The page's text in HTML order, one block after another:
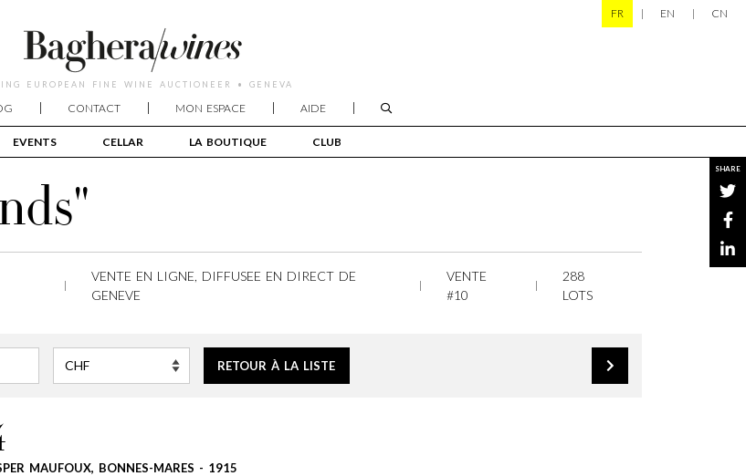
EUROPEAN FINE WINE AUCTIONEER • GENEVA
EVENTS CELLAR LA BOUTIQUE CLUB
CONTACT MON ESPACE AIDE
FR EN CN
SHARE
VENTE EN LIGNE, DIFFUSEE EN DIRECT DE
GENEVE
VENTE
#10
288
LOTS
RETOUR À LA LISTE
MAUFOUX, BONNES-MARES - 1915